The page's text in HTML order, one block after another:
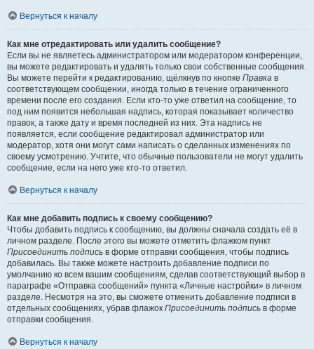
Вернуться к началу
Как мне отредактировать или удалить сообщение?
Если вы не являетесь администратором или модератором конференции,
вы можете редактировать и удалять только свои собственные сообщения.
Вы можете перейти к редактированию, щёлкнув по кнопке Правка в
соответствующем сообщении, иногда только в течение ограниченного
времени после его создания. Если кто-то уже ответил на сообщение, то
под ним появится небольшая надпись, которая показывает количество
правок, а также дату и время последней из них. Эта надпись не
появляется, если сообщение редактировал администратор или
модератор, хотя они могут сами написать о сделанных изменениях по
своему усмотрению. Учтите, что обычные пользователи не могут удалить
сообщение, если на него уже кто-то ответил.
Вернуться к началу
Как мне добавить подпись к своему сообщению?
Чтобы добавить подпись к сообщению, вы должны сначала создать её в
личном разделе. После этого вы можете отметить флажком пункт
Присоединить подпись в форме отправки сообщения, чтобы подпись
добавилась. Вы также можете настроить добавление подписи по
умолчанию ко всем вашим сообщениям, сделав соответствующий выбор в
параграфе «Отправка сообщений» пункта «Личные настройки» в личном
разделе. Несмотря на это, вы сможете отменить добавление подписи в
отдельных сообщениях, убрав флажок Присоединить подпись в форме
отправки сообщения.
Вернуться к началу